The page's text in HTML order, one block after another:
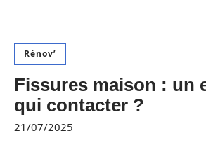
Rénov’
Fissures maison : un
qui contacter ?
21/07/2025